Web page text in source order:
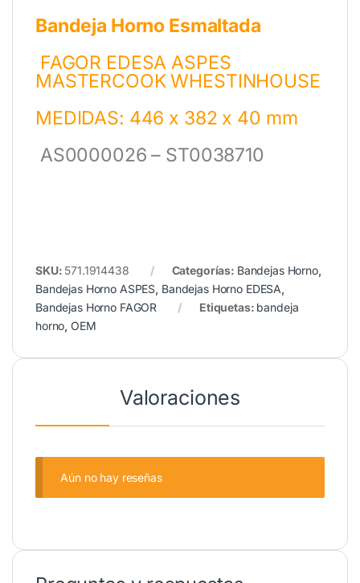
Bandeja Horno Esmaltada
FAGOR EDESA ASPES
MASTERCOOK WHESTINHOUSE
MEDIDAS: 446 x 382 x 40 mm
AS0000026 – ST0038710
SKU: 571.1914438 Categorías: Bandejas Horno,
Bandejas Horno ASPES, Bandejas Horno EDESA,
Bandejas Horno FAGOR
Etiquetas: bandeja
horno,OEM
Valoraciones
Aún no hay reseñas